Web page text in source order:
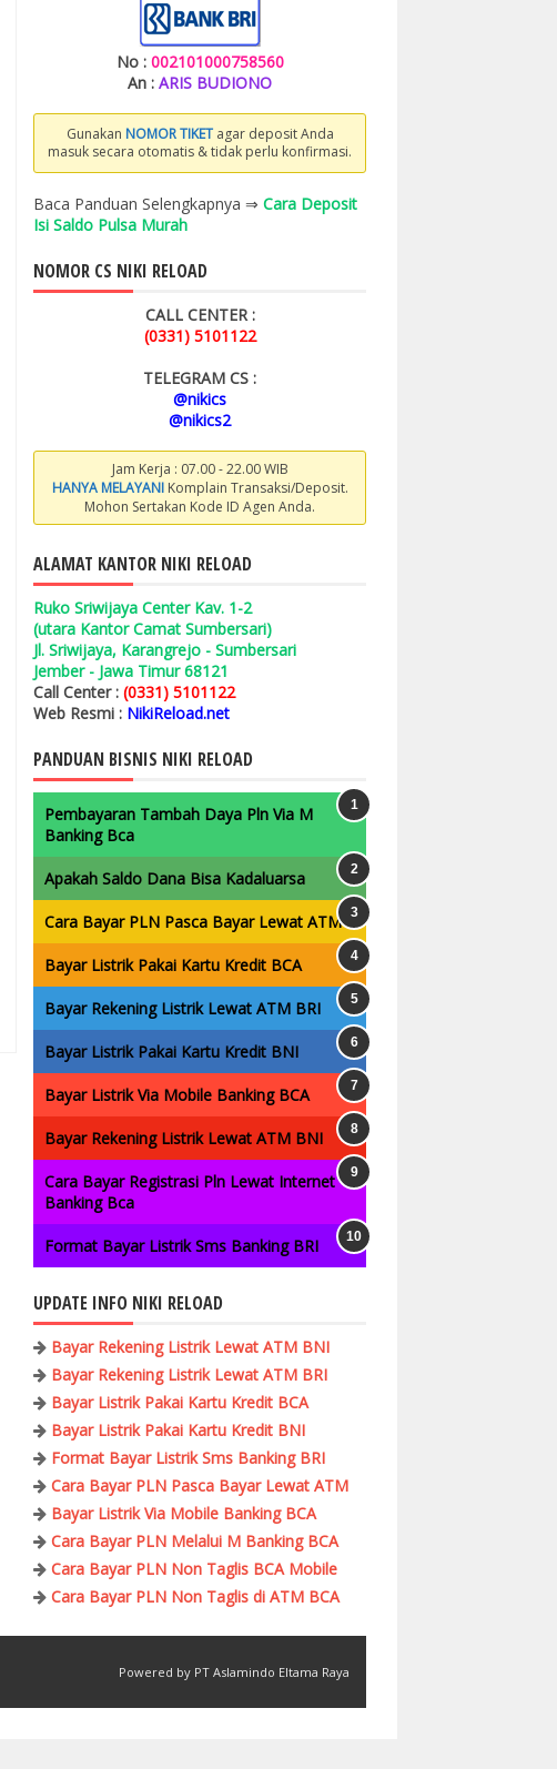
No : 002101000758560
An : ARIS BUDIONO
Gunakan NOMOR TIKETagar deposit Anda
masuk secara otomatis & tidak perlu konfirmasi.
Baca Panduan Selengkapnya ⇒ Cara Deposit
Isi Saldo Pulsa Murah
NOMOR CS NIKI RELOAD
CALL CENTER :
(0331) 5101122
TELEGRAM CS :
@nikics
@nikics2
Jam Kerja : 07.00 - 22.00 WIB
HANYA MELAYANIKomplain Transaksi/Deposit.
Mohon Sertakan Kode ID Agen Anda.
ALAMAT KANTOR NIKI RELOAD
Ruko Sriwijaya Center Kav. 1-2
(utara Kantor Camat Sumbersari)
Jl. Sriwijaya, Karangrejo - Sumbersari
Jember - Jawa Timur 68121
Call Center : (0331) 5101122
Web Resmi : NikiReload.net
PANDUAN BISNIS NIKI RELOAD
Pembayaran Tambah Daya Pln Via M
Banking Bca
Apakah Saldo Dana Bisa Kadaluarsa
Cara Bayar PLN Pasca Bayar Lewat ATM
Bayar Listrik Pakai Kartu Kredit BCA
Bayar Rekening Listrik Lewat ATM BRI
Bayar Listrik Pakai Kartu Kredit BNI
Bayar Listrik Via Mobile Banking BCA
Bayar Rekening Listrik Lewat ATM BNI
Cara Bayar Registrasi Pln Lewat Internet
Banking Bca
Format Bayar Listrik Sms Banking BRI
UPDATE INFO NIKI RELOAD
Bayar Rekening Listrik Lewat ATM BNI
Bayar Rekening Listrik Lewat ATM BRI
Bayar Listrik Pakai Kartu Kredit BCA
Bayar Listrik Pakai Kartu Kredit BNI
Format Bayar Listrik Sms Banking BRI
Cara Bayar PLN Pasca Bayar Lewat ATM
Bayar Listrik Via Mobile Banking BCA
Cara Bayar PLN Melalui M Banking BCA
Cara Bayar PLN Non Taglis BCA Mobile
Cara Bayar PLN Non Taglis di ATM BCA
Powered by PT Aslamindo Eltama Raya